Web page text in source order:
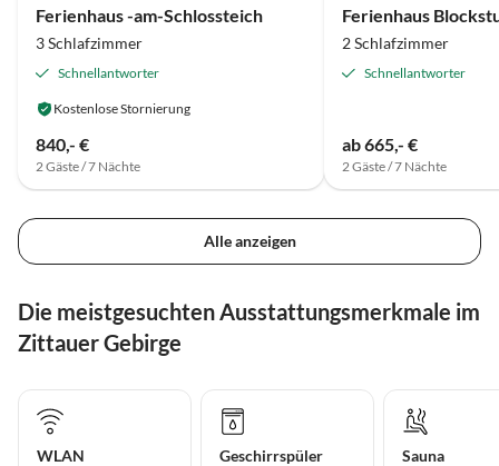
Ferienhaus -am-Schlossteich
3 Schlafzimmer
Schnellantworter
Kostenlose Stornierung
840,- €
2 Gäste / 7 Nächte
Ferienhaus
2 Schlafzimmer
Schnellantworter
ab 665,- €
2 Gäste / 7 Nächte
Alle anzeigen
Die meistgesuchten Ausstattungsmerkmale im
Zittauer Gebirge
WLAN Geschirrspüler Sauna